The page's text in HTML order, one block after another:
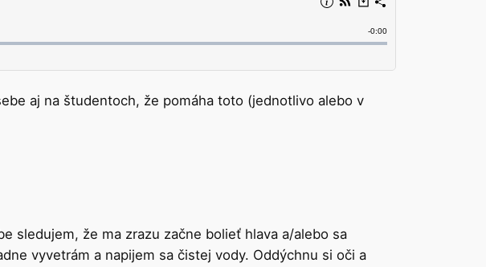
aj na študentoch, že pomáha toto (jednotlivo alebo v
sledujem, že ma zrazu začne bolieť hlava a/alebo sa
vyvetrám a napijem sa čistej vody. Oddýchnu si oči a